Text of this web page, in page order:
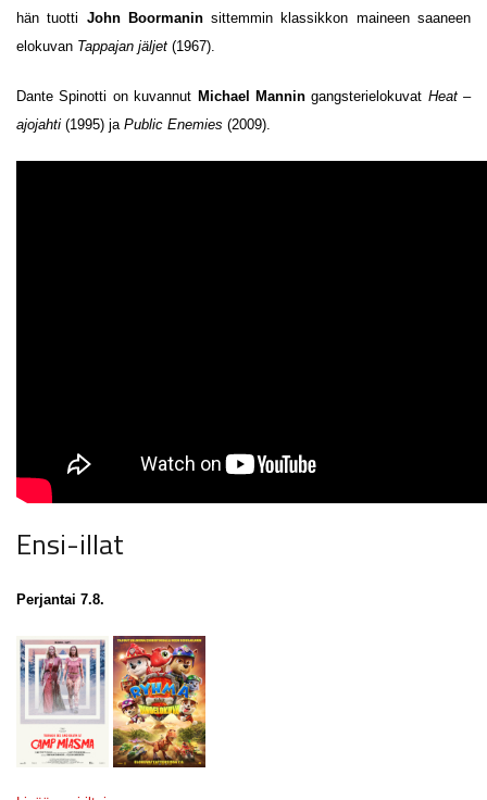
hän tuotti John Boormaninsittemmin klassikkon maineen saaneen
elokuvan Tappajan jäljet (1967).
Dante Spinotti on kuvannut Michael Manningangsterielokuvat Heat –
ajojahti (1995) ja Public Enemies (2009).
Ensi-illat
Perjantai 7.8.